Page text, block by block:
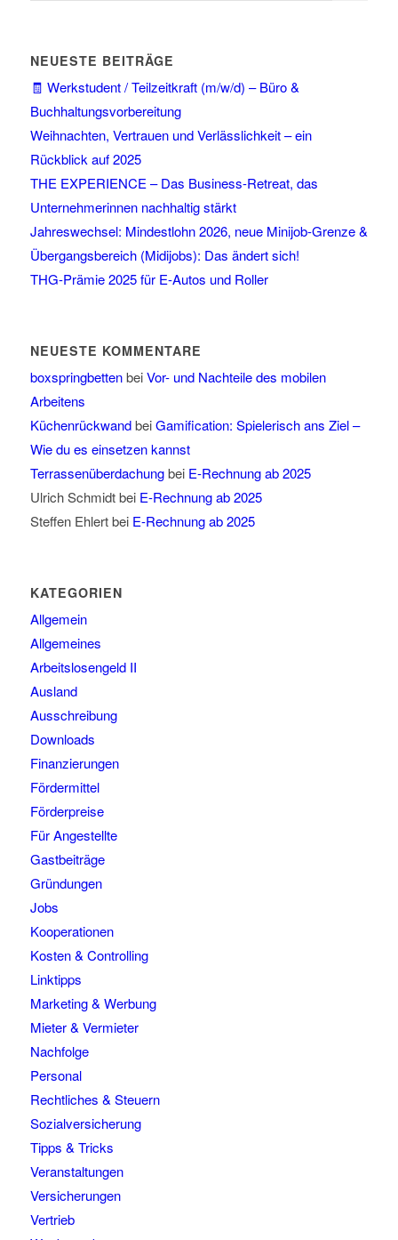
NEUESTE BEITRÄGE
🧾 Werkstudent / Teilzeitkraft (m/w/d) – Büro &
Buchhaltungsvorbereitung
Weihnachten, Vertrauen und Verlässlichkeit – ein
Rückblick auf 2025
THE EXPERIENCE – Das Business-Retreat, das
Unternehmerinnen nachhaltig stärkt
Jahreswechsel: Mindestlohn 2026, neue Minijob-Grenze &
Übergangsbereich (Midijobs): Das ändert sich!
THG-Prämie 2025 für E-Autos und Roller
NEUESTE KOMMENTARE
boxspringbettenbeiVor- und Nachteile des mobilen
Arbeitens
KüchenrückwandbeiGamification: Spielerisch ans Ziel –
Wie du es einsetzen kannst
Terrassenüberdachungbei E-Rechnung ab 2025
Ulrich Schmidtbei E-Rechnung ab 2025
Steffen Ehlertbei E-Rechnung ab 2025
KATEGORIEN
Allgemein
Allgemeines
Arbeitslosengeld II
Ausland
Ausschreibung
Downloads
Finanzierungen
Fördermittel
Förderpreise
Für Angestellte
Gastbeiträge
Gründungen
Jobs
Kooperationen
Kosten & Controlling
Linktipps
Marketing & Werbung
Mieter & Vermieter
Nachfolge
Personal
Rechtliches & Steuern
Sozialversicherung
Tipps & Tricks
Veranstaltungen
Versicherungen
Vertrieb